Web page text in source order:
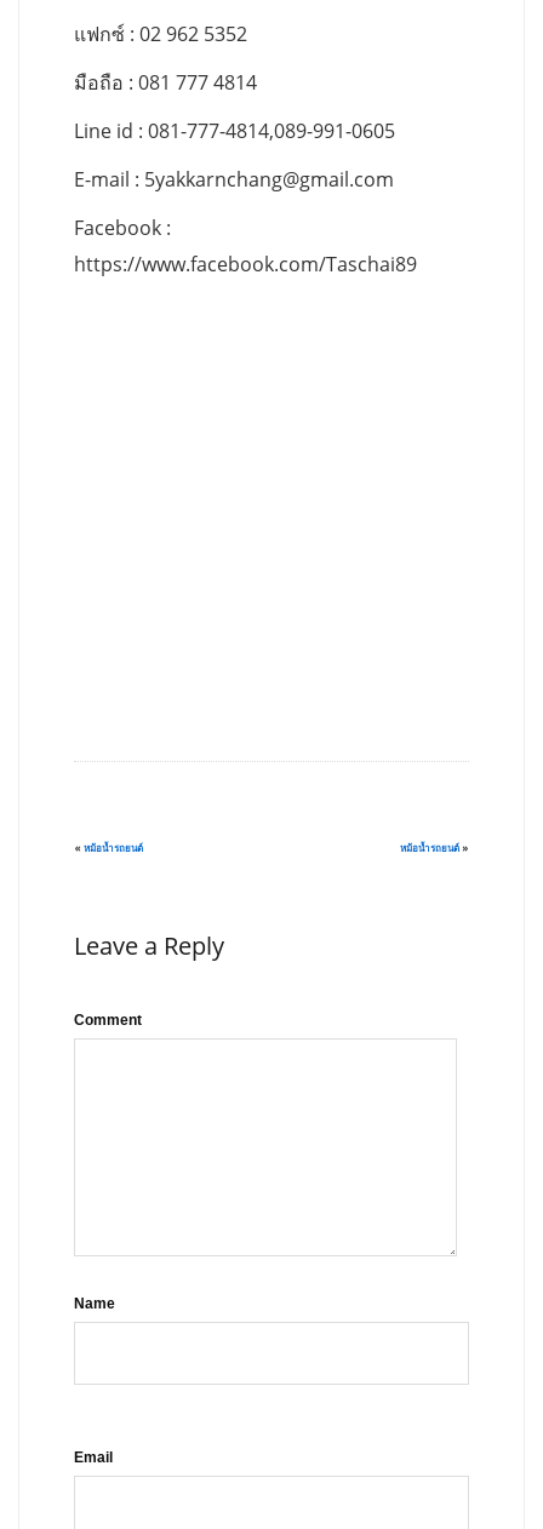
แฟกซ์ : 02 962 5352
มือถือ : 081 777 4814
Line id : 081-777-4814,089-991-0605
E-mail : 5yakkarnchang@gmail.com
Facebook :
https://www.facebook.com/Taschai89
« หม้อน้ำรถยนต์ หม้อน้ำรถยนต์ »
Leave a Reply
Comment
Name
Email